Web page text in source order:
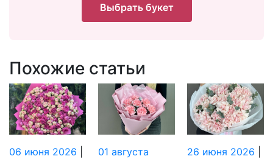
Выбрать букет
Похожие статьи
06 июня 2026 01 августа
26 июня 2026